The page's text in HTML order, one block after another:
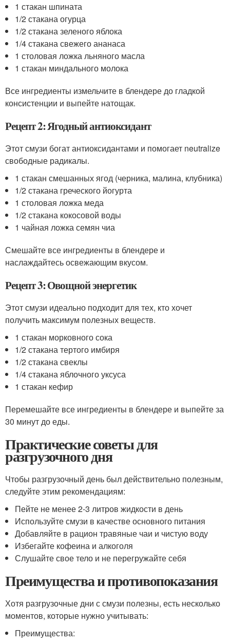
1 стакан шпината
1/2 стакана огурца
1/2 стакана зеленого яблока
1/4 стакана свежего ананаса
1 столовая ложка льняного масла
1 стакан миндального молока
Все ингредиенты измельчите в блендере до гладкой
консистенции и выпейте натощак.
Рецепт 2: Ягодный антиоксидант
Этот смузи богат антиоксидантами и помогает neutralize
свободные радикалы.
1 стакан смешанных ягод (черника, малина, клубника)
1/2 стакана греческого йогурта
1 столовая ложка меда
1/2 стакана кокосовой воды
1 чайная ложка семян чиа
Смешайте все ингредиенты в блендере и
наслаждайтесь освежающим вкусом.
Рецепт 3: Овощной энергетик
Этот смузи идеально подходит для тех, кто хочет
получить максимум полезных веществ.
1 стакан морковного сока
1/2 стакана тертого имбиря
1/2 стакана свеклы
1/4 стакана яблочного уксуса
1 стакан кефир
Перемешайте все ингредиенты в блендере и выпейте за
30 минут до еды.
Практические советы для
разгрузочного дня
Чтобы разгрузочный день был действительно полезным,
следуйте этим рекомендациям:
Пейте не менее 2-3 литров жидкости в день
Используйте смузи в качестве основного питания
Добавляйте в рацион травяные чаи и чистую воду
Избегайте кофеина и алкоголя
Слушайте свое тело и не перегружайте себя
Преимущества и противопоказания
Хотя разгрузочные дни с смузи полезны, есть несколько
моментов, которые нужно учитывать:
Преимущества: